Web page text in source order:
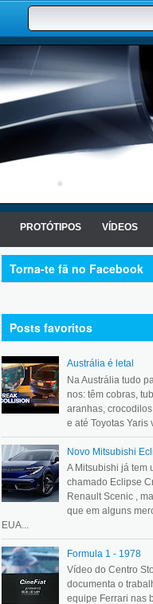
PROTÓTIPOS VÍDEOS
Torna-te fã no Facebook
Posts favoritos
Austrália é letal
Na Austrália tudo
nos: têm cobras,
aranhas,
e até Toyotas Yaris
Novo Mitsubishi
A Mitsubishi já tem
chamado Eclipse
Renault Scenic ,
que em alguns
EUA...
Formula 1 - 1978
Vídeo do Centro
documenta o
equipe Ferrari nas